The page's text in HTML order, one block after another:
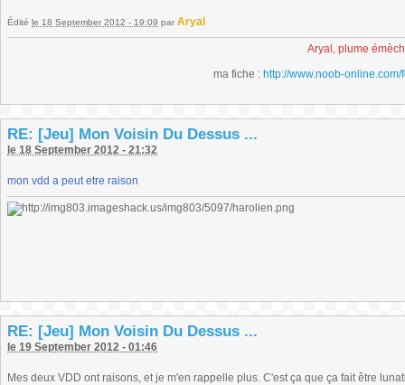
Édité le 18 September 2012 - 19:09 par Aryal
Aryal, plume
ma fiche : http://www.noob-
RE: [Jeu] Mon Voisin Du Dessus ...
le 18 September 2012 - 21:32
mon vdd a peut etre raison
RE: [Jeu] Mon Voisin Du Dessus ...
le 19 September 2012 - 01:46
Mes deux VDD ont raisons, et je m'en rappelle plus. C'est ça que ça fait être